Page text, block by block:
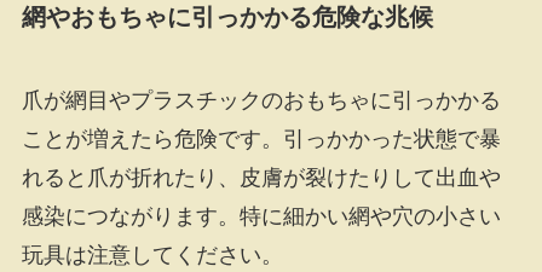
網やおもちゃに引っかかる危険な兆候
爪が網目やプラスチックのおもちゃに引っかかる
ことが増えたら危険です。引っかかった状態で暴
れると爪が折れたり、皮膚が裂けたりして出血や
感染につながります。特に細かい網や穴の小さい
玩具は注意してください。